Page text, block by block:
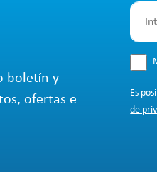
boletín y
ofertas e
Es
de